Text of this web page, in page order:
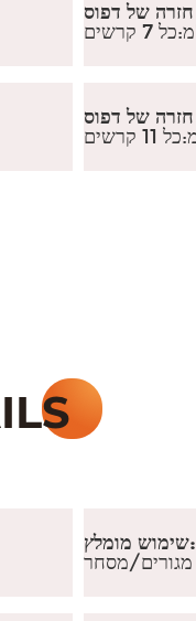
:כל 7 קרשים
:כל 11 קרשים
שימוש מומלץ:
מגורים/מסחר